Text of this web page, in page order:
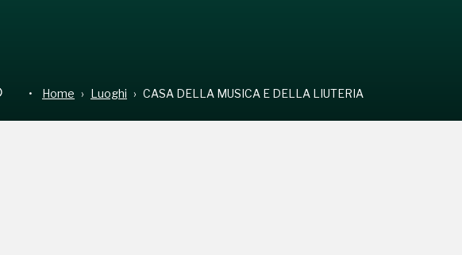
Home Luoghi CASA DELLA MUSICA E DELLA LIUTERIA